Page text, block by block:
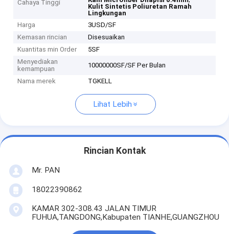
Cahaya Tinggi
Kulit Sintetis Poliuretan Ramah
Lingkungan
Harga
3USD/SF
Kemasan rincian
Disesuaikan
Kuantitas min Order
5SF
Menyediakan
kemampuan
10000000SF/SF Per Bulan
Nama merek TGKELL
Lihat Lebih
Rincian Kontak
Mr. PAN
18022390862
KAMAR 302-308.43 JALAN TIMUR
FUHUA,TANGDONG,Kabupaten TIANHE,GUANGZHOU